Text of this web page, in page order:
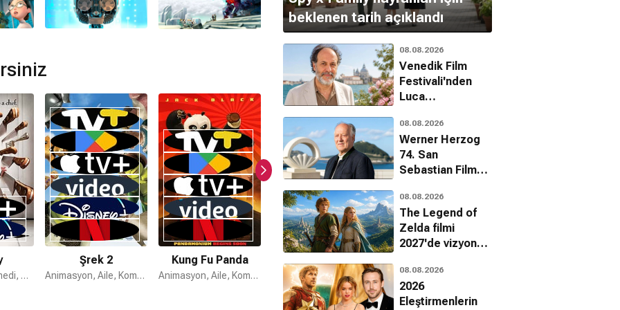
var?
tarafından hazırlanmıştır.
Animasyon, Komedi, Aile
Şrek 2
Animasyon, Aile, Komedi
Kung Fu Panda
Animasyon, Aile, Komedi Aile, Komedi, Animasyon Komedi, Aile, Macera
beklenen tarih açıklandı
08.08.2026
Venedik Film
Festivali'nden
Luca
onur ödülü
08.08.2026
Werner Herzog
74. San
Sebastian Film
ödülü alacak
08.08.2026
The Legend of
Zelda filmi
2027'de vizyona
08.08.2026
2026
Eleştirmenlerin